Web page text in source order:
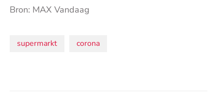
Bron: MAX Vandaag
Onderwerpen:
supermarkt corona